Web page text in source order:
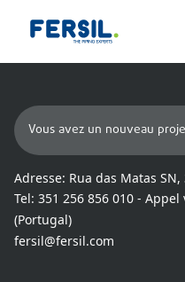
Vous avez un nouveau
Adresse: Rua das Matas
Tel: 351 256 856 010 -
(Portugal)
fersil@fersil.com